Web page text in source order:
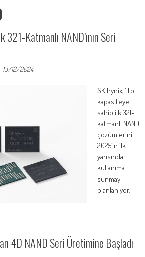
321-Katmanlı NAND’ının Seri
13/12/2024
SK hynix, 1Tb
kapasiteye
sahip ilk 321-
katmanlı NAND
çözümlerini
2025’in ilk
yarısında
kullanıma
sunmayı
planlanıyor.
4D NAND Seri Üretimine Başladı